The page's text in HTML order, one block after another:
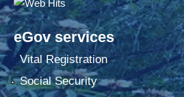
eGov services
Vital Registration
Social Security